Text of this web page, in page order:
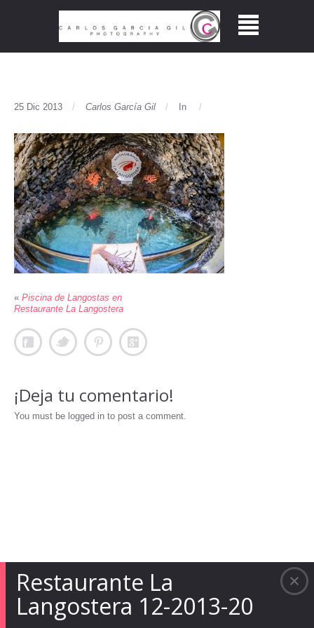
Restaurante La
Langostera 12-2013-20
25 Dic 2013 Carlos García Gil In
« Piscina de Langostas en
Restaurante La Langostera
¡Deja tu comentario!
You must be logged in to post a comment.